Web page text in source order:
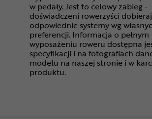
w pedały. Jest to celowy zabieg -
doświadczeni rowerzyści
odpowiednie systemy wg
preferencji. Informacja o pełnym
wyposażeniu roweru dostępna
specyfikacji i na fotografiach
modelu na naszej stronie i w
produktu.